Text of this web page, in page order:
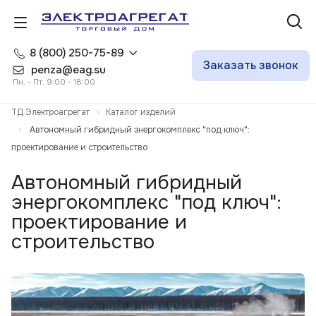
8 (800) 250-75-89
penza@eag.su
Пн. - Пт. 9:00 - 18:00
Заказать звонок
ТД Электроагрегат
Каталог изделий
Автономный гибридный энергокомплекс "под ключ":
проектирование и строительство
Автономный гибридный
энергокомплекс "под ключ":
проектирование и
строительство